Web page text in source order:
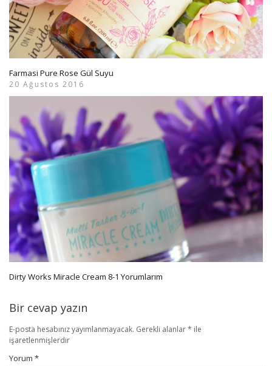
Farmasi Pure Rose Gül Suyu
20 Ağustos 2016
Dirty Works Miracle Cream 8-1 Yorumlarım
Bir cevap yazın
E-posta hesabınız yayımlanmayacak. Gerekli alanlar* ile
işaretlenmişlerdir
Yorum *